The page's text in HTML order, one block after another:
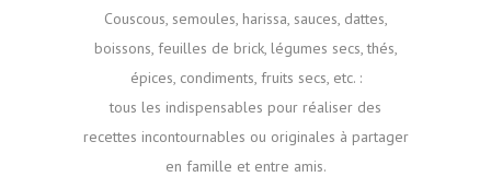
Couscous, semoules, harissa, sauces, dattes,
boissons, feuilles de brick, légumes secs, thés,
épices, condiments, fruits secs, etc. :
tous les indispensables pour réaliser des
recettes incontournables ou originales à partager
en famille et entre amis.